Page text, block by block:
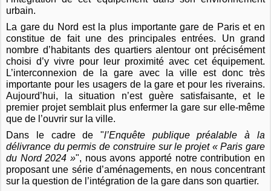
urbain.
La gare du Nord est la plus importante gare de Paris et en
constitue de fait une des principales entrées. Un grand
nombre d’habitants des quartiers alentour ont précisément
choisi d’y vivre pour leur proximité avec cet équipement.
L’interconnexion de la gare avec la ville est donc très
importante pour les usagers de la gare et pour les riverains.
Aujourd’hui, la situation n’est guère satisfaisante,
et le
premier projet semblait plus enfermer la gare sur elle-même
que de l’ouvrir sur la ville.
Dans le cadrede "l’Enquête publique préalable à la
délivrance du permis de construire sur le projet « Paris gare
du Nord 2024 »", nous avons apporté notre contribution en
proposant une série d’aménagements, en nous concentrant
sur la question de l’intégration de la gare dans son quartier.